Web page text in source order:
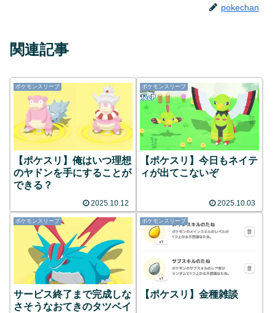
pokechan
関連記事
ポケモンスリープ
【ポケスリ】俺はいつ理想
のヤドンを手にすることが
できる？
2025.10.12
ポケモンスリープ
【ポケスリ】今日もネイテ
ィが出てこないぞ
2025.10.03
ポケモンスリープ
サービス終了まで完成しな
さそうなおてきのタツベイ
ポケモンスリープ
【ポケスリ】金種雑談